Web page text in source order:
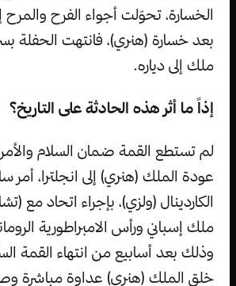
الخسارة، تحوّلت أجواء الفرح والمرح
بعد خسارة (هنري)، فانتهت الحفلة
ملك إلى دياره.
إذاً ما أثر هذه الحادثة على التاريخ؟
لم تستطع القمة ضمان السلام والأمن
عودة الملك (هنري) إلى انجلترا، أمر
الكاردينال (ولزي)، بإجراء اتحاد مع
ملك إسباني ورأس الامبراطورية
وذلك بعد أسابيع من انتهاء القمة
خلق الملك (هنري) عداوة مباشرة